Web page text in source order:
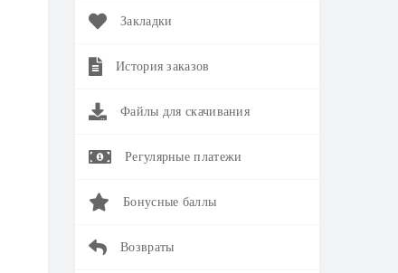
Закладки
История заказов
Файлы для скачивания
Регулярные платежи
Бонусные баллы
Возвраты